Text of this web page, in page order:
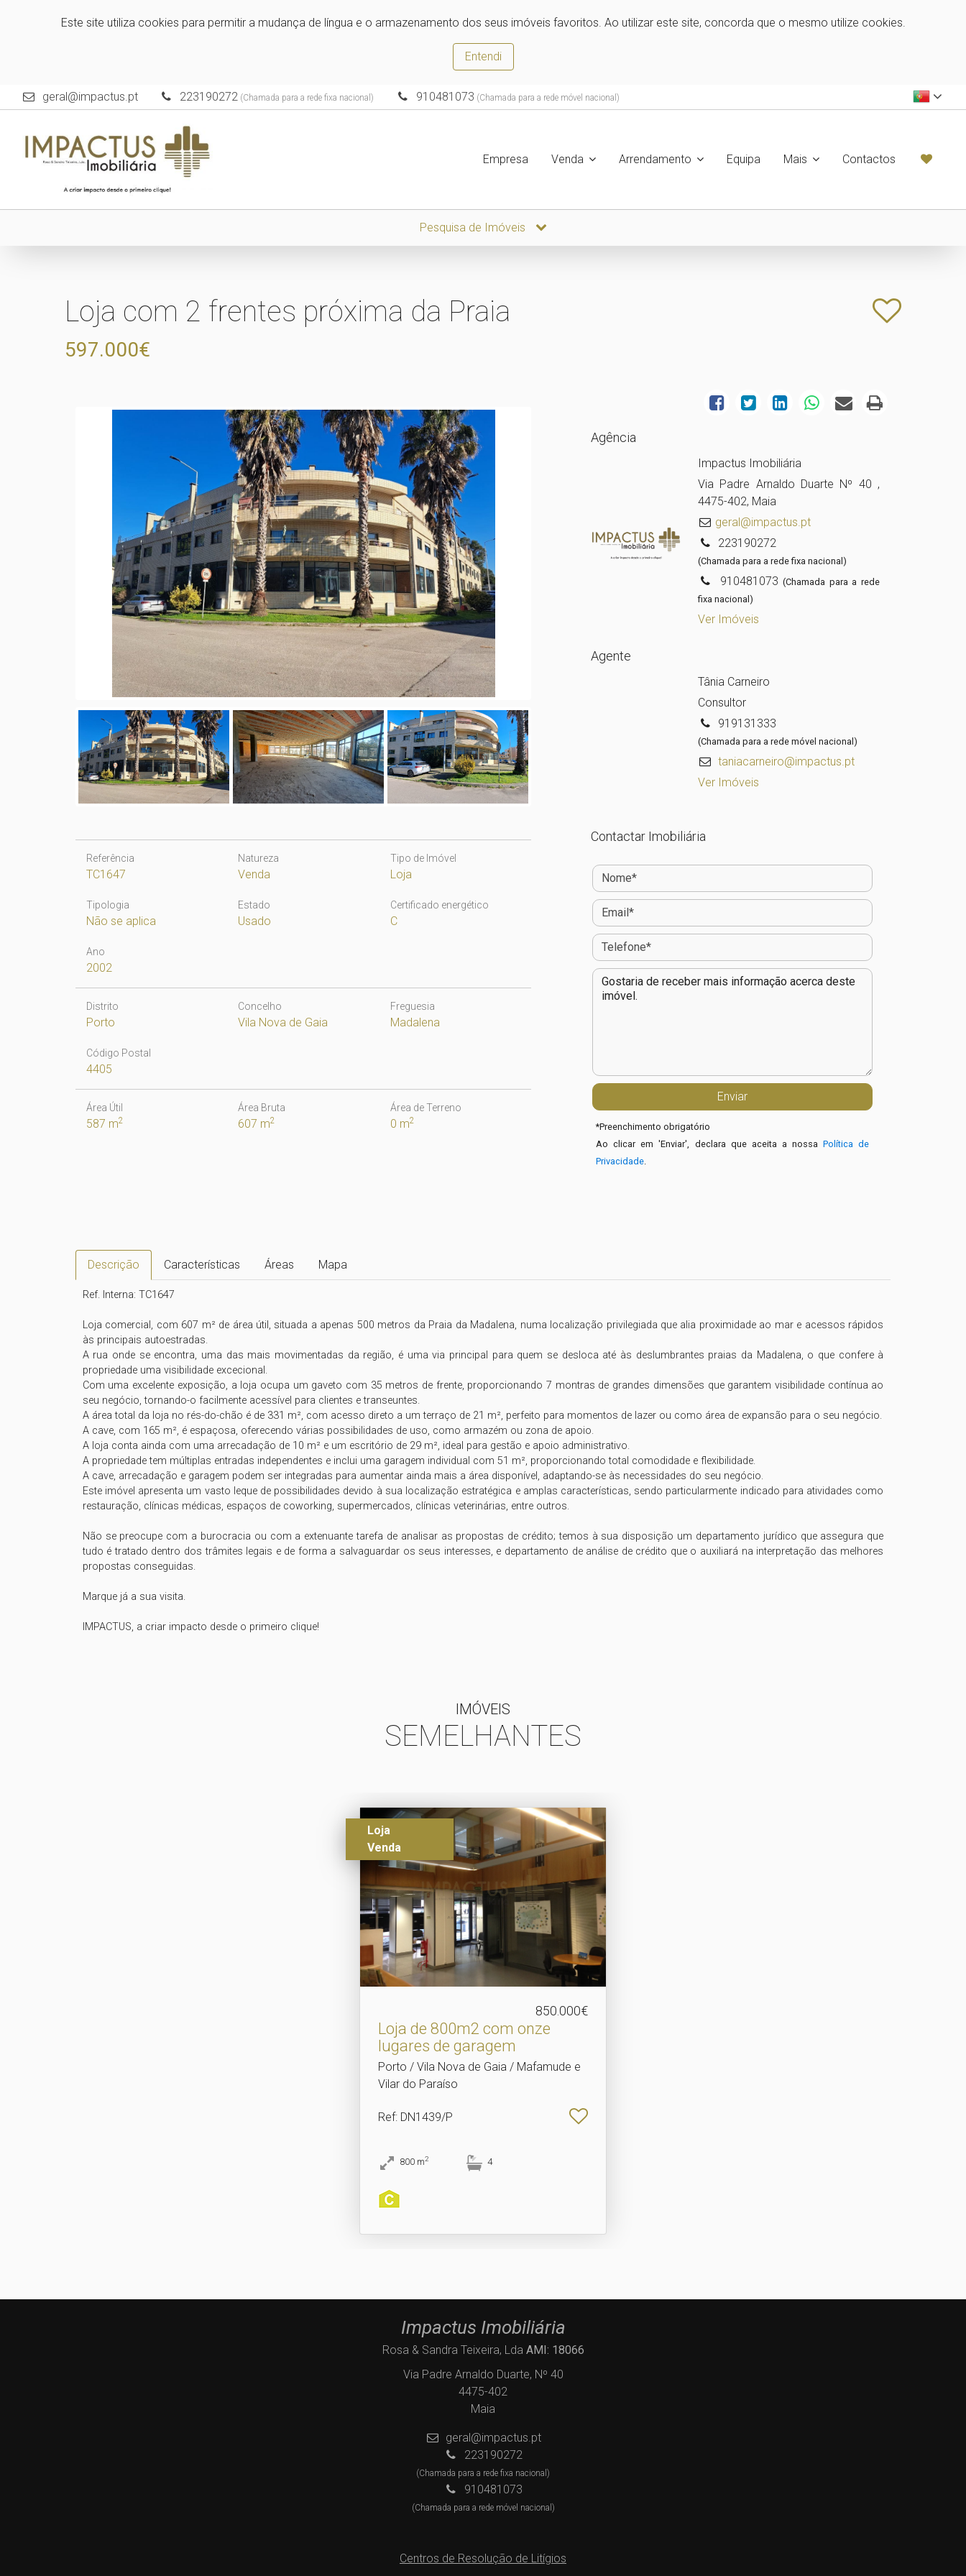
Este site utiliza cookies para permitir a mudança de língua e o armazenamento dos seus imóveis favoritos. Ao utilizar este site, concorda que o mesmo utilize cookies.
Entendi
geral@impactus.pt 223190272 (Chamada para a rede fixa nacional) 910481073 (Chamada para a rede móvel nacional)
Empresa Venda Arrendamento Equipa Mais Contactos
Pesquisa de Imóveis
Loja com 2 frentes próxima da Praia
597.000€
Referência
TC1647
Natureza
Venda
Tipo de Imóvel
Loja
Tipologia
Não se aplica
Estado
Usado
Certificado energético
C
Ano
2002
Distrito
Porto
Concelho
Vila Nova de Gaia
Freguesia
Madalena
Código Postal
4405
Área Útil
587 m2
Área Bruta
607 m2
Área de Terreno
0 m2
Agência
Impactus Imobiliária
Via Padre Arnaldo Duarte Nº 40 ,
4475-402, Maia
geral@impactus.pt
223190272
(Chamada para a rede fixa nacional)
910481073 (Chamada para a rede
fixa nacional)
Ver Imóveis
Agente
Tânia Carneiro
Consultor
919131333
(Chamada para a rede móvel nacional)
taniacarneiro@impactus.pt
Ver Imóveis
Contactar Imobiliária
*Preenchimento obrigatório
Ao clicar em 'Enviar', declara que aceita a nossaPolítica de
Privacidade.
Descrição Características Áreas Mapa
Ref. Interna: TC1647
Loja comercial, com 607 m² de área útil, situada a apenas 500 metros da Praia da Madalena, numa localização privilegiada que alia proximidade ao mar e acessos rápidos
às principais autoestradas.
A rua onde se encontra, uma das mais movimentadas da região, é uma via principal para quem se desloca até às deslumbrantes praias da Madalena, o que confere à
propriedade uma visibilidade excecional.
Com uma excelente exposição, a loja ocupa um gaveto com 35 metros de frente, proporcionando 7 montras de grandes dimensões que garantem visibilidade contínua ao
seu negócio, tornando-o facilmente acessível para clientes e transeuntes.
A área total da loja no rés-do-chão é de 331 m², com acesso direto a um terraço de 21 m², perfeito para momentos de lazer ou como área de expansão para o seu negócio.
A cave, com 165 m², é espaçosa, oferecendo várias possibilidades de uso, como armazém ou zona de apoio.
A loja conta ainda com uma arrecadação de 10 m² e um escritório de 29 m², ideal para gestão e apoio administrativo.
A propriedade tem múltiplas entradas independentes e inclui uma garagem individual com 51 m², proporcionando total comodidade e flexibilidade.
A cave, arrecadação e garagem podem ser integradas para aumentar ainda mais a área disponível, adaptando-se às necessidades do seu negócio.
Este imóvel apresenta um vasto leque de possibilidades devido à sua localização estratégica e amplas características, sendo particularmente indicado para atividades como
restauração, clínicas médicas, espaços de coworking, supermercados, clínicas veterinárias, entre outros.
Não se preocupe com a burocracia ou com a extenuante tarefa de analisar as propostas de crédito; temos à sua disposição um departamento jurídico que assegura que
tudo é tratado dentro dos trâmites legais e de forma a salvaguardar os seus interesses, e departamento de análise de crédito que o auxiliará na interpretação das melhores
propostas conseguidas.
Marque já a sua visita.
IMPACTUS, a criar impacto desde o primeiro clique!
IMÓVEIS
SEMELHANTES
Loja
Venda
850.000€
Loja de 800m2 com onze
lugares de garagem
Porto / Vila Nova de Gaia / Mafamude e
Vilar do Paraíso
Ref: DN1439/P
800 m2 4
Impactus Imobiliária
Rosa & Sandra Teixeira, Lda AMI: 18066
Via Padre Arnaldo Duarte, Nº 40
4475-402
Maia
geral@impactus.pt
223190272
(Chamada para a rede fixa nacional)
910481073
(Chamada para a rede móvel nacional)
Centros de Resolução de Litígios